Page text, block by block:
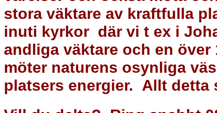
stora väktare av kraftfulla
inuti kyrkor där vi t ex i
andliga väktare och en
möter naturens osynliga
platsers energier. Allt detta